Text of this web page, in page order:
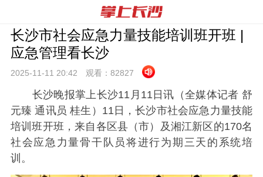
长沙市社会应急力量技能培训班开班 |
应急管理看长沙
2025-11-11 20:42 观看： 82827
长沙晚报掌上长沙11月11日讯（全媒体记者 舒
元臻 通讯员 桂生）11日，长沙市社会应急力量技能
培训班开班，来自各区县（市）及湘江新区的170名
社会应急力量骨干队员将进行为期三天的系统培
训。